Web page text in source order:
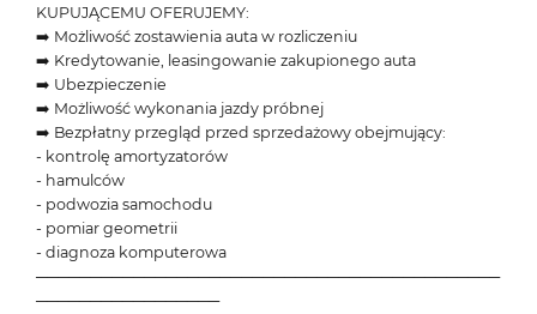
KUPUJĄCEMU OFERUJEMY:
➡️ Możliwość zostawienia auta w rozliczeniu
➡️ Kredytowanie, leasingowanie zakupionego auta
➡️ Ubezpieczenie
➡️ Możliwość wykonania jazdy próbnej
➡️ Bezpłatny przegląd przed sprzedażowy obejmujący:
- kontrolę amortyzatorów
- hamulców
- podwozia samochodu
- pomiar geometrii
- diagnoza komputerowa
───────────────────────────────────────────
─────────────────